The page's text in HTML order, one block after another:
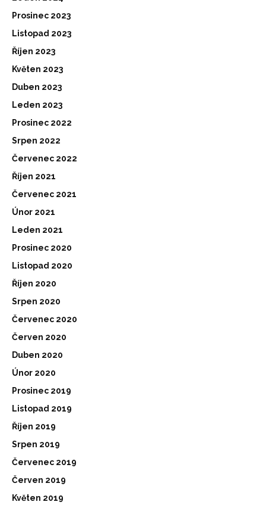
Prosinec 2023
Listopad 2023
Říjen 2023
Květen 2023
Duben 2023
Leden 2023
Prosinec 2022
Srpen 2022
Červenec 2022
Říjen 2021
Červenec 2021
Únor 2021
Leden 2021
Prosinec 2020
Listopad 2020
Říjen 2020
Srpen 2020
Červenec 2020
Červen 2020
Duben 2020
Únor 2020
Prosinec 2019
Listopad 2019
Říjen 2019
Srpen 2019
Červenec 2019
Červen 2019
Květen 2019